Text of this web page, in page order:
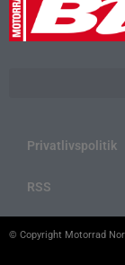
Privatlivspolitik
RSS
© Copyright Motorrad